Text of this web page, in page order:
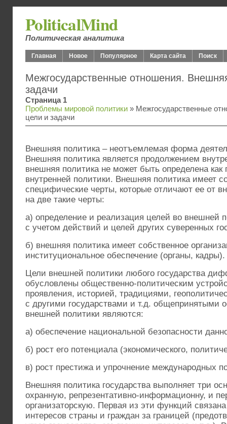
PoliticalMind
Политическая аналитика
Главная Новое Популярное Карта сайта Поиск
Межгосударственные отношения.
задачи
Страница 1
Проблемы мировой политики » Межгосударственные
цели и задачи
Внешняя политика – неотъемлемая форма
Внешняя политика является продолжением
внешняя политика не может быть определена как
внутренней политики. Внешняя политика имеет
специфические черты, которые отличают ее от
на две такие черты:
а) определение и реализация целей во внешней
с учетом действий и целей других суверенных
б) внешняя политика имеет собственное
институциональное обеспечение (органы, кадры).
Цели внешней политики любого государства
обусловлены общественно-политическим
проявления, историей, традициями,
с другими государствами и т.д. общепринятыми
внешней политики являются:
а) обеспечение национальной безопасности
б) рост его потенциала (экономического,
в) рост престижа и упрочнение международных
Внешняя политика государства выполняет три
охранную, репрезентативно-информационну, и
организаторскую. Первая из эти функций
интересов страны и граждан за границей